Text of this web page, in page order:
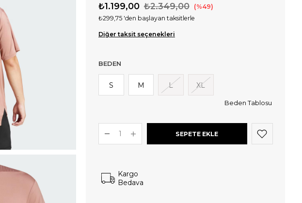
₺2.349,00
₺1.199,00 49
₺299,75 'den başlayan taksitlerle
Diğer taksit seçenekleri
BEDEN
S M L XL
Beden Tablosu
Kargo
Bedava